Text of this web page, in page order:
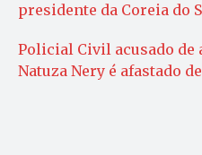
presidente da Coreia do
Policial Civil acusado de
Natuza Nery é afastado